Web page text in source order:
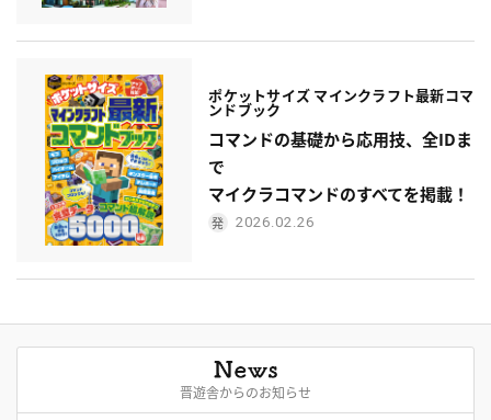
ポケットサイズ マインクラフト最新コマ
ンドブック
コマンドの基礎から応用技、全IDま
で
マイクラコマンドのすべてを掲載！
2026.02.26
晋遊舎からのお知らせ